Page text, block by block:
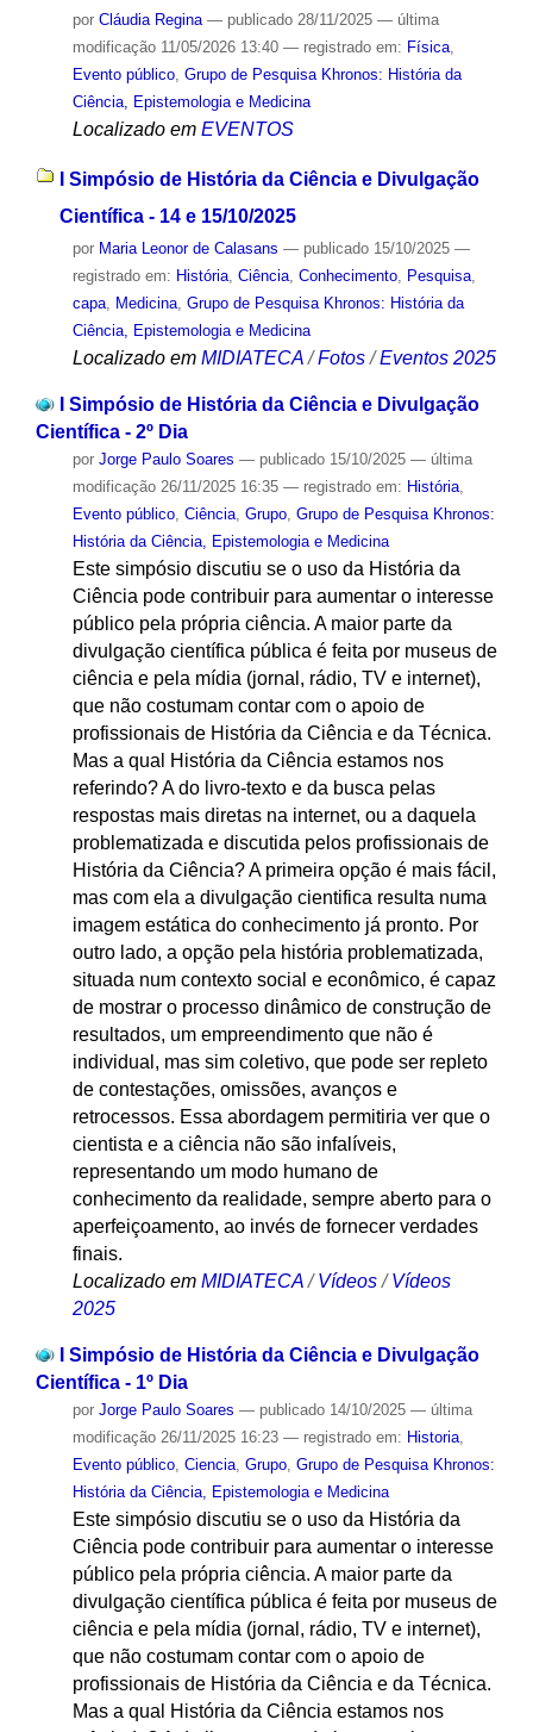
por Cláudia Regina — publicado28/11/2025 — última
modificação11/05/2026 13:40 — registrado em: Física,
Evento público, Grupo de Pesquisa Khronos: História da
Ciência, Epistemologia e Medicina
Localizado em EVENTOS
I Simpósio de História da Ciência e Divulgação
Científica - 14 e 15/10/2025
por Maria Leonor de Calasans — publicado15/10/2025 —
registrado em: História, Ciência, Conhecimento, Pesquisa,
capa, Medicina, Grupo de Pesquisa Khronos: História da
Ciência, Epistemologia e Medicina
Localizado em MIDIATECA /Fotos /Eventos 2025
I Simpósio de História da Ciência e Divulgação
Científica - 2º Dia
por Jorge Paulo Soares — publicado15/10/2025 — última
modificação26/11/2025 16:35 — registrado em: História,
Evento público, Ciência, Grupo, Grupo de Pesquisa Khronos:
História da Ciência, Epistemologia e Medicina
Este simpósio discutiu se o uso da História da
Ciência pode contribuir para aumentar o interesse
público pela própria ciência. A maior parte da
divulgação científica pública é feita por museus de
ciência e pela mídia (jornal, rádio, TV e internet),
que não costumam contar com o apoio de
profissionais de História da Ciência e da Técnica.
Mas a qual História da Ciência estamos nos
referindo? A do livro-texto e da busca pelas
respostas mais diretas na internet, ou a daquela
problematizada e discutida pelos profissionais de
História da Ciência? A primeira opção é mais fácil,
mas com ela a divulgação cientifica resulta numa
imagem estática do conhecimento já pronto. Por
outro lado, a opção pela história problematizada,
situada num contexto social e econômico, é capaz
de mostrar o processo dinâmico de construção de
resultados, um empreendimento que não é
individual, mas sim coletivo, que pode ser repleto
de contestações, omissões, avanços e
retrocessos. Essa abordagem permitiria ver que o
cientista e a ciência não são infalíveis,
representando um modo humano de
conhecimento da realidade, sempre aberto para o
aperfeiçoamento, ao invés de fornecer verdades
finais.
Localizado em MIDIATECA /Vídeos /Vídeos
2025
I Simpósio de História da Ciência e Divulgação
Científica - 1º Dia
por Jorge Paulo Soares — publicado14/10/2025 — última
modificação26/11/2025 16:23 — registrado em: Historia,
Evento público, Ciencia, Grupo, Grupo de Pesquisa Khronos:
História da Ciência, Epistemologia e Medicina
Este simpósio discutiu se o uso da História da
Ciência pode contribuir para aumentar o interesse
público pela própria ciência. A maior parte da
divulgação científica pública é feita por museus de
ciência e pela mídia (jornal, rádio, TV e internet),
que não costumam contar com o apoio de
profissionais de História da Ciência e da Técnica.
Mas a qual História da Ciência estamos nos